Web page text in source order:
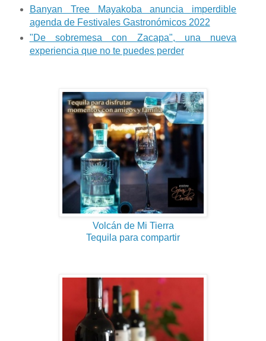
Banyan Tree Mayakoba anuncia imperdible
agenda de Festivales Gastronómicos 2022
"De sobremesa con Zacapa", una nueva
experiencia que no te puedes perder
Volcán de Mi Tierra
Tequila para compartir